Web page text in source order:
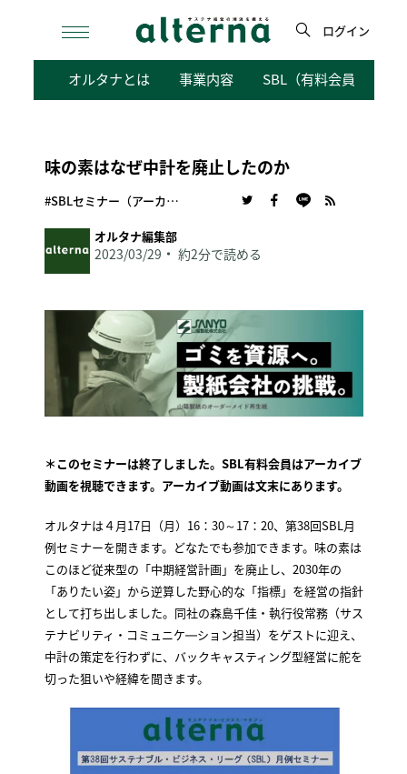
検
ログイン
オルタナとは 事業内容 SBL（有料会員向けサ
味の素はなぜ中計を廃止したのか
#SBLセミナー（アーカイブ動画）
オルタナ編集部
2023/03/29 約2分で読める
＊このセミナーは終了しました。SBL有料会員はアーカイブ
動画を視聴できます。アーカイブ動画は文末にあります。
オルタナは４月17日（月）16：30～17：20、第38回SBL月
例セミナーを開きます。どなたでも参加できます。味の素は
このほど従来型の「中期経営計画」を廃止し、2030年の
「ありたい姿」から逆算した野心的な「指標」を経営の指針
として打ち出しました。同社の森島千佳・執行役常務（サス
テナビリティ・コミュニケ―ション担当）をゲストに迎え、
中計の策定を行わずに、バックキャスティング型経営に舵を
切った狙いや経緯を聞きます。